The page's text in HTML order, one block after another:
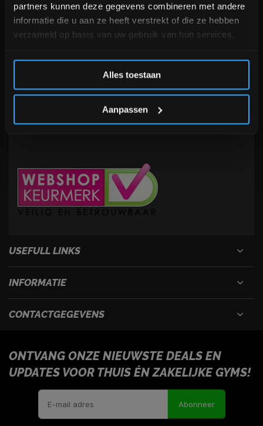
partners kunnen deze gegevens combineren met andere
informatie die u aan ze heeft verstrekt of die ze hebben
verzameld op basis van uw gebruik van hun services.
Alles toestaan
Aanpassen
KLANTENSERVICE
Veelgestelde vragen
USEFULL LINKS
INFORMATIE
CONTACTGEGEVENS
ONTVANG ONZE NIEUWSTE DEALS EN
UPDATES VOOR THUIS ÉN ZAKELIJKE GYMS!
Abonneer
Inschrijven
*Verzendkosten vallen buiten de korting